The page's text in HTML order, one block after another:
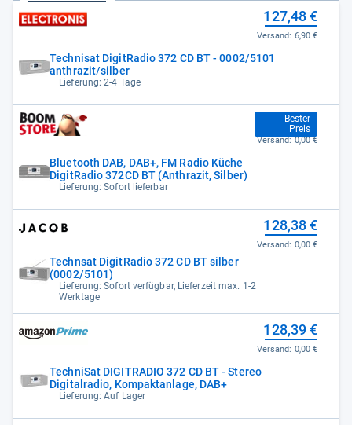
Technisat DigitRadio 372 CD BT - 0002/5101
anthrazit/silber
Lieferung: 2-4 Tage
127,48 €
Versand: 6,90 €
Bluetooth DAB, DAB+, FM Radio Küche
DigitRadio 372CD BT (Anthrazit, Silber)
Lieferung: Sofort lieferbar
Bester
Preis
127,96 €
Versand: 0,00 €
Technsat DigitRadio 372 CD BT silber
(0002/5101)
Lieferung: Sofort verfügbar, Lieferzeit max. 1-2
Werktage
128,38 €
Versand: 0,00 €
TechniSat DIGITRADIO 372 CD BT - Stereo
Digitalradio, Kompaktanlage, DAB+
Lieferung: Auf Lager
128,39 €
Versand: 0,00 €